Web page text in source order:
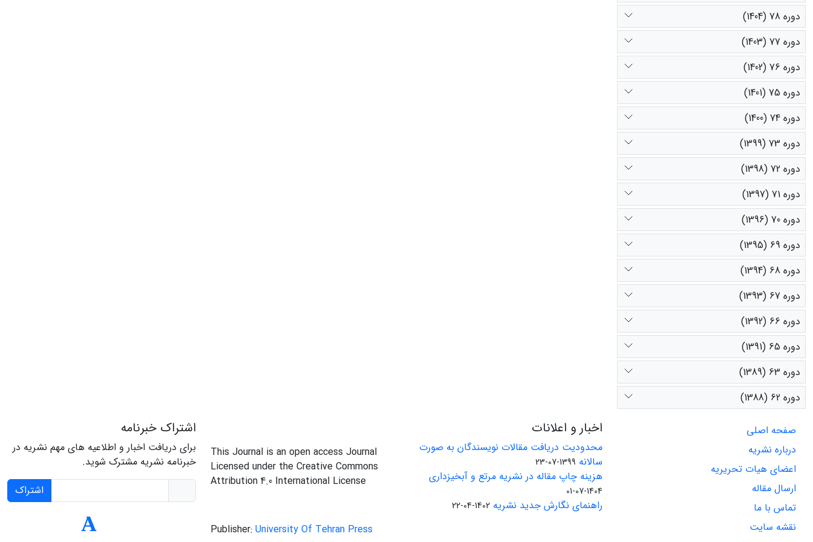
دوره 78 (1404)
دوره 77 (1403)
دوره 76 (1402)
دوره 75 (1401)
دوره 74 (1400)
دوره 73 (1399)
دوره 72 (1398)
دوره 71 (1397)
دوره 70 (1396)
دوره 69 (1395)
دوره 68 (1394)
دوره 67 (1393)
دوره 66 (1392)
دوره 65 (1391)
دوره 63 (1389)
دوره 62 (1388)
صفحه اصلی
درباره نشریه
اعضای هیات تحریریه
ارسال مقاله
تماس با ما
نقشه سایت
اخبار و اعلانات
محدودیت دریافت مقالات نویسندگان به صورت
سالانه 1399-07-23
هزینه چاپ مقاله در نشریه مرتع و آبخیزداری
1404-07-01
راهنمای نگارش جدید نشریه 1402-04-22
This Journal is an open access Journal
Licensed under the Creative Commons
Attribution 4.0 International License
Publisher: University Of Tehran Press
اشتراک خبرنامه
برای دریافت اخبار و اطلاعیه های مهم نشریه در
خبرنامه نشریه مشترک شوید.
اشتراک